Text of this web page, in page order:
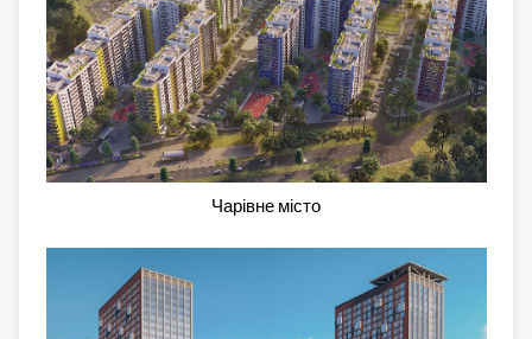
Чарівне місто